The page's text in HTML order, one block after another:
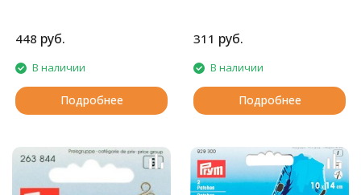
448 руб.
В наличии
Подробнее
311 руб.
В наличии
Подробнее